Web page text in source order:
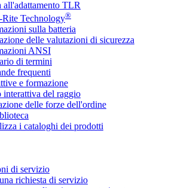
all'adattamento TLR
Technology®
sulla batteria
delle valutazioni di sicurezza
ANSI
di termini
frequenti
e formazione
interattiva del raggio
delle forze dell'ordine
i cataloghi dei prodotti
di servizio
richiesta di servizio